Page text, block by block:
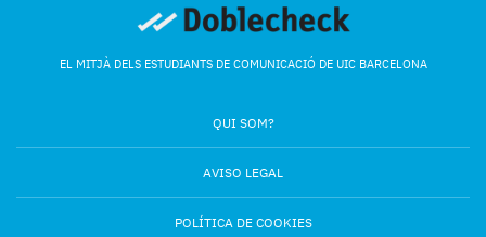
EL MITJÀ DELS ESTUDIANTS DE COMUNICACIÓ DE UIC BARCELONA
QUI SOM?
AVISO LEGAL
POLÍTICA DE COOKIES